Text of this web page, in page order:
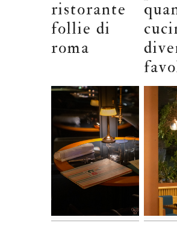
ristorante
follie di
roma